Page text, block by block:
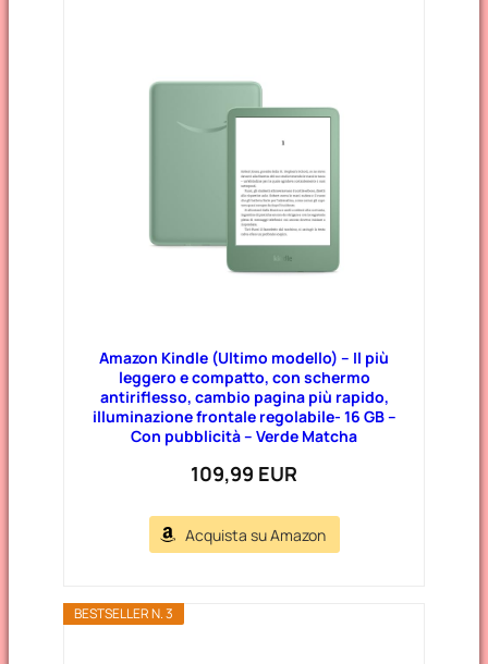
Amazon Kindle (Ultimo modello) – Il più
leggero e compatto, con schermo
antiriflesso, cambio pagina più rapido,
illuminazione frontale regolabile- 16 GB –
Con pubblicità – Verde Matcha
109,99 EUR
Acquista su Amazon
BESTSELLER N. 3